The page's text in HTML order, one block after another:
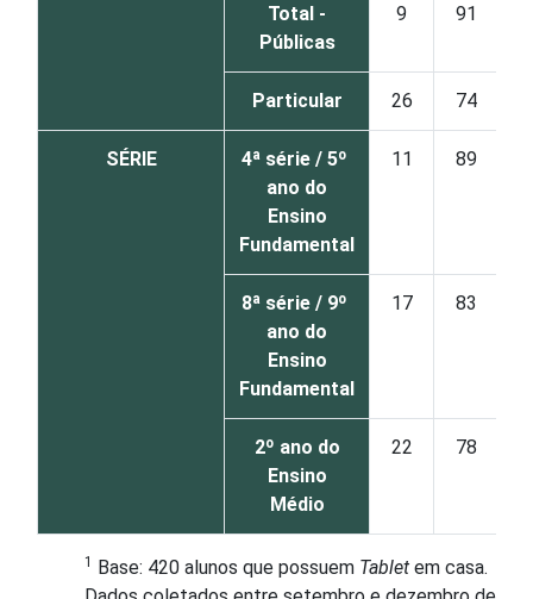
Total -
Públicas
9 91
Particular 26 74
SÉRIE
4ª série / 5º
ano do
Ensino
Fundamental
11 89
8ª série / 9º
ano do
Ensino
Fundamental
17 83
2º ano do
Ensino
Médio
22 78
1 Base: 420 alunos que possuem Tablet em casa.